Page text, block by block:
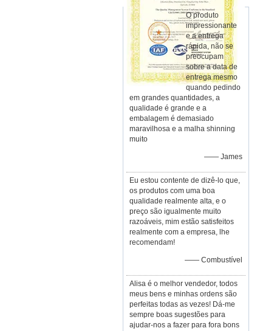
O produto
impressionante
e a entrega
rápida, não se
preocupam
sobre a data de
entrega mesmo
quando pedindo
em grandes quantidades, a
qualidade é grande e a
embalagem é demasiado
maravilhosa e a malha shinning
muito
—— James
Eu estou contente de dizê-lo que,
os produtos com uma boa
qualidade realmente alta, e o
preço são igualmente muito
razoáveis, mim estão satisfeitos
realmente com a empresa, lhe
recomendam!
—— Combustível
Alisa é o melhor vendedor, todos
meus bens e minhas ordens são
perfeitas todas as vezes! Dá-me
sempre boas sugestões para
ajudar-nos a fazer para fora bons